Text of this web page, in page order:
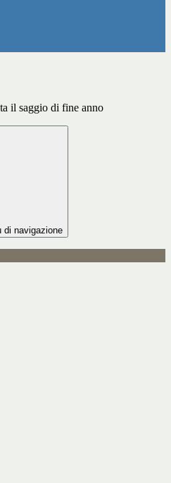
il saggio di fine anno
di navigazione